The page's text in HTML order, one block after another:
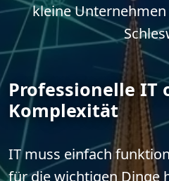
kleine
Professionelle IT
Komplexität
IT muss einfach
für die wichtigen Dinge